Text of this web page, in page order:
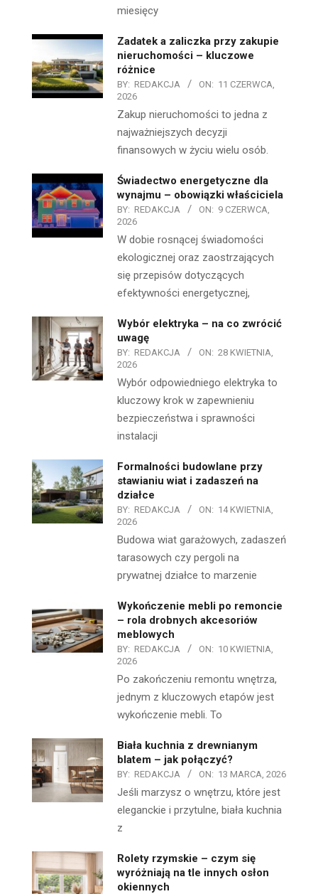
miesięcy
Zadatek a zaliczka przy zakupie
nieruchomości – kluczowe
różnice
BY: REDAKCJA ON: 11 CZERWCA,
2026
Zakup nieruchomości to jedna z
najważniejszych decyzji
finansowych w życiu wielu osób.
Świadectwo energetyczne dla
wynajmu – obowiązki właściciela
BY: REDAKCJA ON: 9 CZERWCA,
2026
W dobie rosnącej świadomości
ekologicznej oraz zaostrzających
się przepisów dotyczących
efektywności energetycznej,
Wybór elektryka – na co zwrócić
uwagę
BY: REDAKCJA ON: 28 KWIETNIA,
2026
Wybór odpowiedniego elektryka to
kluczowy krok w zapewnieniu
bezpieczeństwa i sprawności
instalacji
Formalności budowlane przy
stawianiu wiat i zadaszeń na
działce
BY: REDAKCJA ON: 14 KWIETNIA,
2026
Budowa wiat garażowych, zadaszeń
tarasowych czy pergoli na
prywatnej działce to marzenie
Wykończenie mebli po remoncie
– rola drobnych akcesoriów
meblowych
BY: REDAKCJA ON: 10 KWIETNIA,
2026
Po zakończeniu remontu wnętrza,
jednym z kluczowych etapów jest
wykończenie mebli. To
Biała kuchnia z drewnianym
blatem – jak połączyć?
BY: REDAKCJA ON: 13 MARCA, 2026
Jeśli marzysz o wnętrzu, które jest
eleganckie i przytulne, biała kuchnia
z
Rolety rzymskie – czym się
wyróżniają na tle innych osłon
okiennych